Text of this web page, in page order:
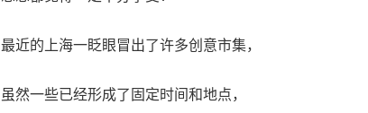
最近的上海一眨眼冒出了许多创意市集，
虽然一些已经形成了固定时间和地点，